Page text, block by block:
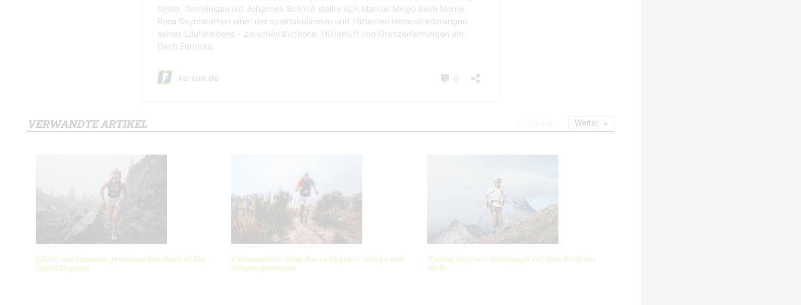
VERWANDTE ARTIKEL
Elliott und Pannone gewinnen den Beast of Big
Creek Skyrace
Extremwetter beim Ibarra Skyrace: Quispe und
Nilsson gewinnen
Yading Skyrace: Höhenjagd auf dem Dach der
Welt
Weiter